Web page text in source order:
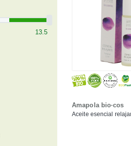
Amapola bio·cos
Aceite esencial